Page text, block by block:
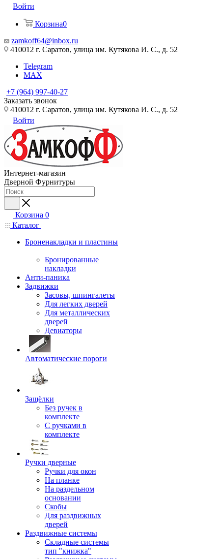
Войти
Корзина0
zamkoff64@inbox.ru
410012 г. Саратов, улица им. Кутякова И. С., д. 52
Telegram
MAX
+7 (964) 997-40-27
Заказать звонок
410012 г. Саратов, улица им. Кутякова И. С., д. 52
Войти
Интернет-магазин
Дверной Фурнитуры
Корзина 0
Каталог
Броненакладки и пластины
Бронированные
накладки
Анти-паника
Задвижки
Засовы, шпингалеты
Для легких дверей
Для металлических
дверей
Девиаторы
Автоматические пороги
Защёлки
Без ручек в
комплекте
С ручками в
комплекте
Ручки дверные
Ручки для окон
На планке
На раздельном
основании
Скобы
Для раздвижных
дверей
Раздвижные системы
Складные системы
тип "книжка"